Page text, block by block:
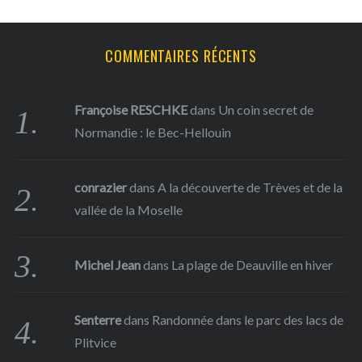
COMMENTAIRES RÉCENTS
Françoise RESCHKEdans Un coin secret de
Normandie : le Bec-Hellouin
conrazierdansA la découverte de Trèves et de la
vallée de la Moselle
Michel Jeandans La plage de Deauville en hiver
Senterredans Randonnée dans le parc des lacs de
Plitvice